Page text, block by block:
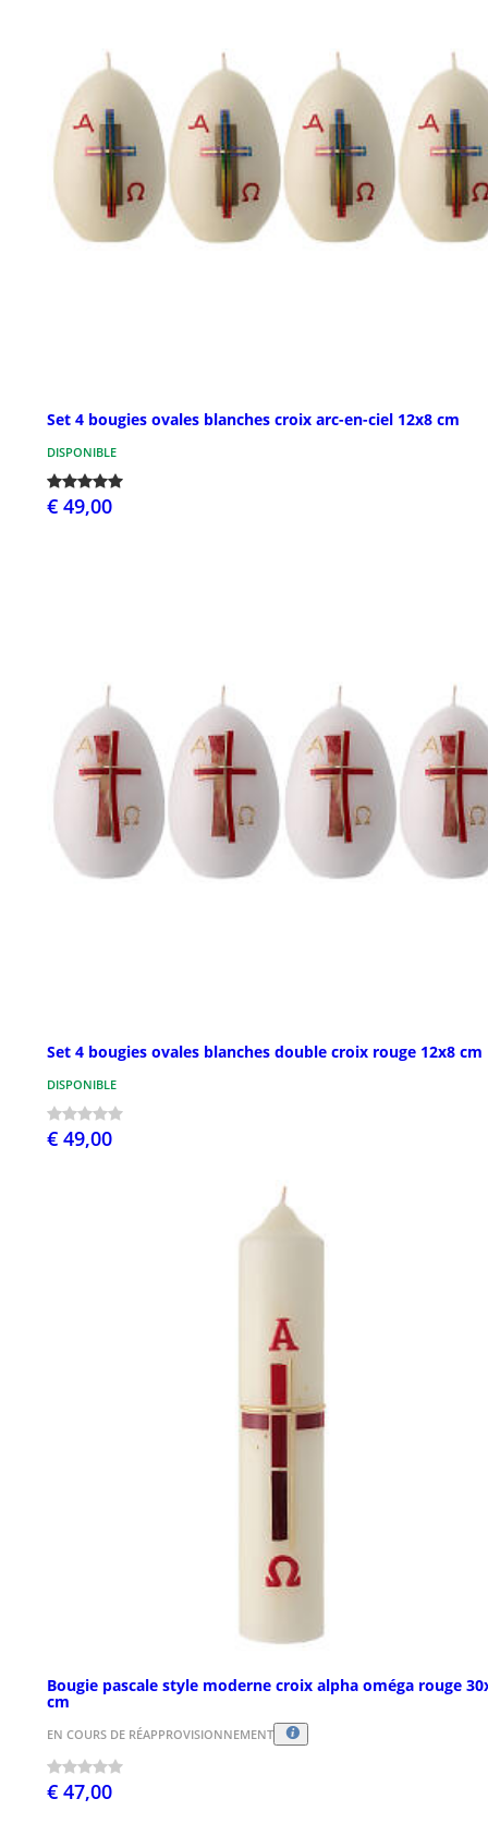
Set 4 bougies ovales blanches croix arc-en-ciel 12x8 cm
DISPONIBLE
€ 49,00
Set 4 bougies ovales blanches double croix rouge 12x8 cm
DISPONIBLE
€ 49,00
Bougie pascale style moderne croix alpha oméga rouge
cm
EN COURS DE RÉAPPROVISIONNEMENT
€ 47,00